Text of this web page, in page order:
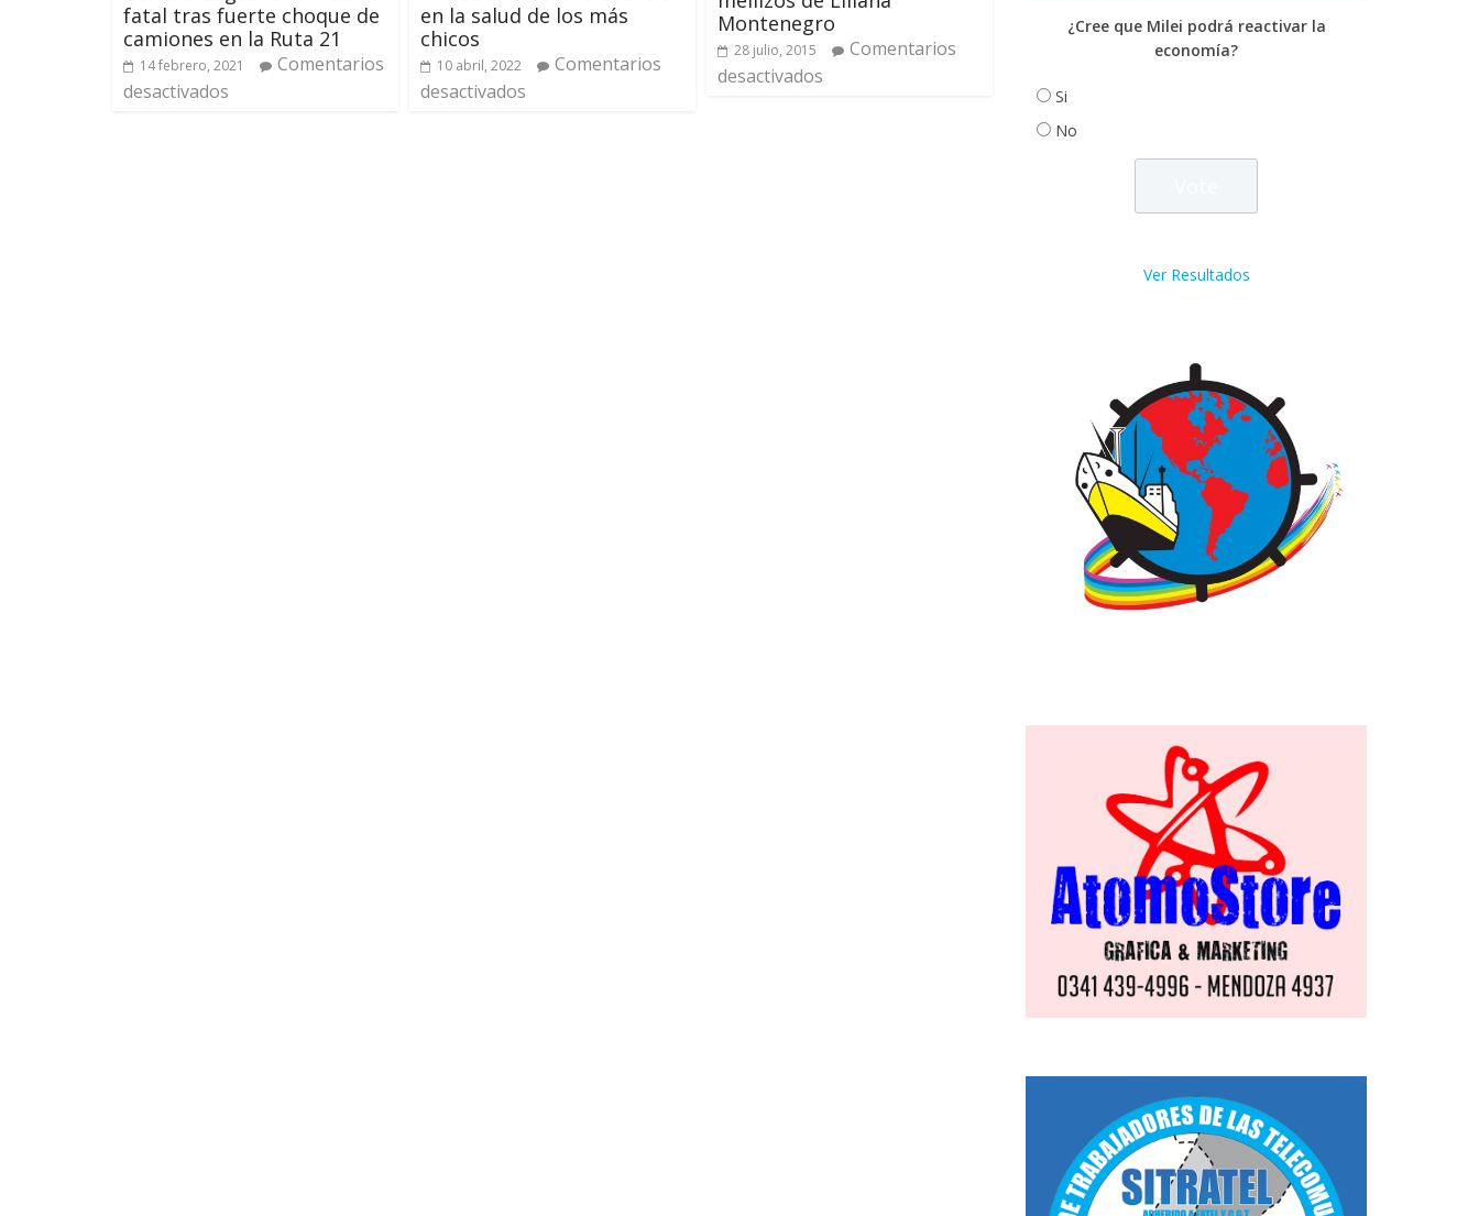
fatal tras fuerte choque de
camiones en la Ruta 21
14 febrero, 2021
Comentarios
desactivados
en la salud de los más
chicos
10 abril, 2022
Comentarios
desactivados
Montenegro
28 julio, 2015
Comentarios
desactivados
¿Cree que Milei podrá reactivar la
economía?
Si
No
Ver Resultados